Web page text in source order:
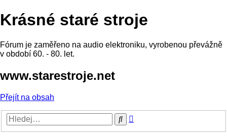
Krásné staré stroje
Fórum je zaměřeno na audio elektroniku, vyrobenou převážně
v období 60. - 80. let.
www.starestroje.net
Přejít na obsah
Hledat